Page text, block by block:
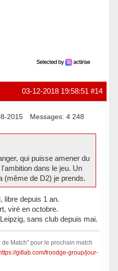
#14
03-12-2018 19:58:51
2015 Messages: 4 248
qui puisse amener du
dans le jeu. Un
(même de D2) je prends.
libre depuis 1 an.
viré en octobre.
sans club depuis mai.
Match" pour le prochain match
gitlab.com/froodge-group/jour-